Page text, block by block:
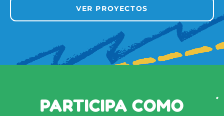
VER PROYECTOS
PARTICIPA COMO